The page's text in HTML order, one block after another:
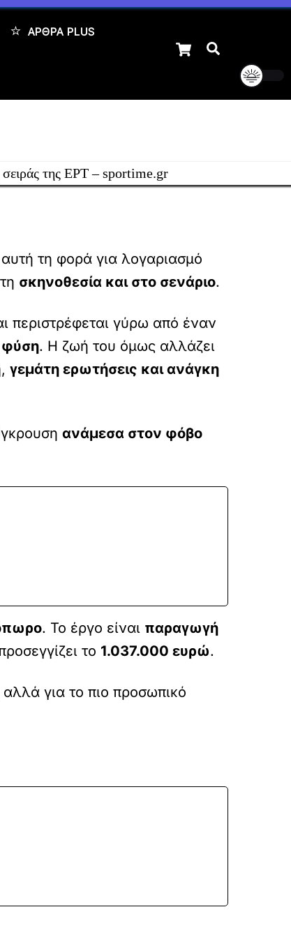
Cart
ΆΡΘΡΑ PLUS
τη φορά για λογαριασμό
σκηνοθεσία και στο σενάριο.
περιστρέφεται γύρω από έναν
φύση. Η ζωή του όμως αλλάζει
γεμάτη ερωτήσεις και ανάγκη
ανάμεσα στον φόβο
. Το έργο είναι παραγωγή
το 1.037.000 ευρώ.
για το πιο προσωπικό